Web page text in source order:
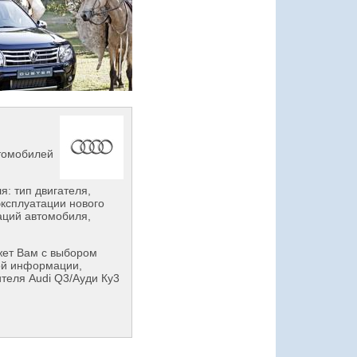
тип двигателя,
нового
автомобиля,
Вам с выбором
информации,
Audi Q3/Ауди Ку3